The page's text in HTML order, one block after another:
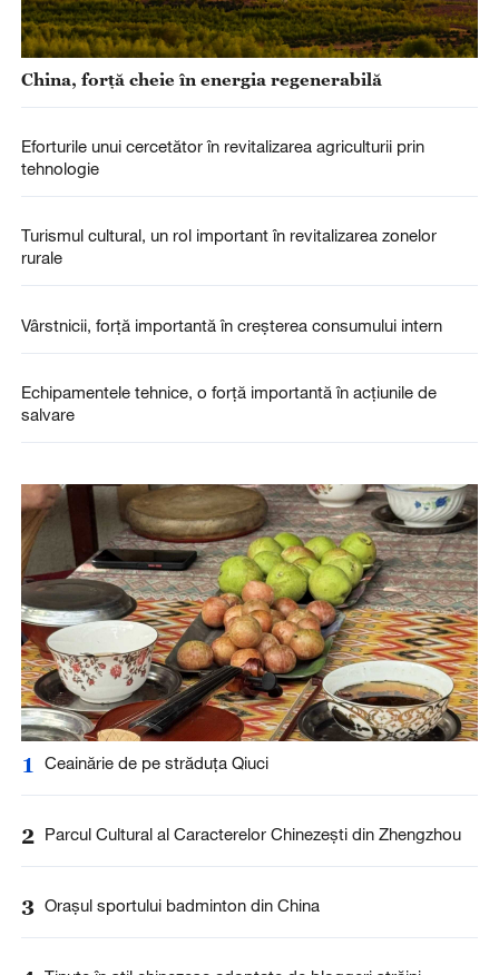
China, forță cheie în energia regenerabilă
Eforturile unui cercetător în revitalizarea agriculturii prin
tehnologie
Turismul cultural, un rol important în revitalizarea zonelor
rurale
Vârstnicii, forță importantă în creșterea consumului intern
Echipamentele tehnice, o forță importantă în acțiunile de
salvare
1 Ceainărie de pe străduța Qiuci
2 Parcul Cultural al Caracterelor Chinezești din Zhengzhou
3 Orașul sportului badminton din China